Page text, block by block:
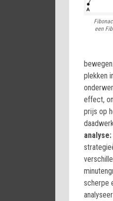
een
plekken
effect,
prijs op
analyse:
scherpe